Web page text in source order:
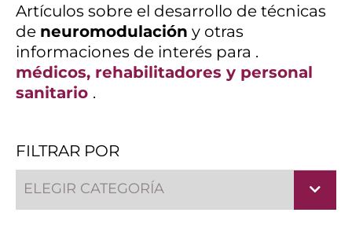
Artículos sobre el desarrollo de técnicas
de neuromodulación y otras
informaciones de interés para .
médicos, rehabilitadores y personal
sanitario .
FILTRAR POR
ELEGIR CATEGORÍA